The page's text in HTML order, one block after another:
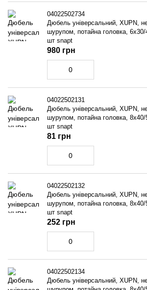
04022502734
Дюбель універсальний, XUPN,
шурупом, потайна головка,
шт snapt
980 грн
04022502131
Дюбель універсальний, XUPN,
шурупом, потайна головка,
шт snapt
81 грн
04022502132
Дюбель універсальний, XUPN,
шурупом, потайна головка,
шт snapt
252 грн
04022502134
Дюбель універсальний, XUPN,